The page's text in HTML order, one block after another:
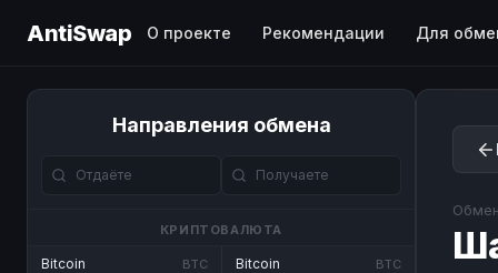
AntiSwap О проекте Рекомендации Для
Направления обмена
КРИПТОВАЛЮТА
Bitcoin BTC Bitcoin BTC